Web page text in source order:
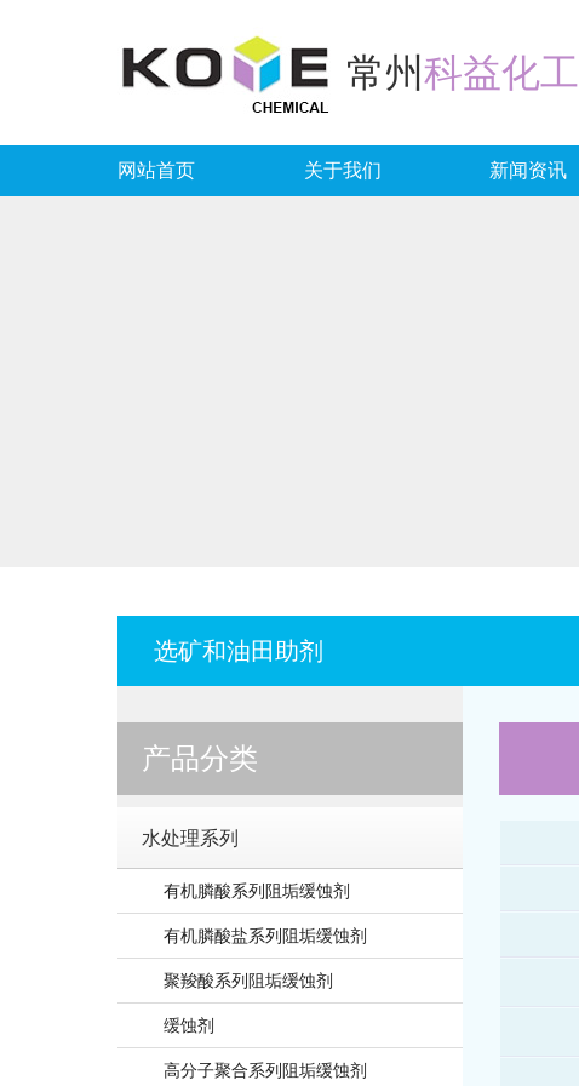
常州科益化工
网站首页 关于我们 新闻资讯
选矿和油田助剂
产品分类
水处理系列
有机膦酸系列阻垢缓蚀剂
有机膦酸盐系列阻垢缓蚀剂
聚羧酸系列阻垢缓蚀剂
缓蚀剂
高分子聚合系列阻垢缓蚀剂